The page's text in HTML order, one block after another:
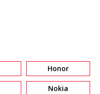
Honor
Nokia